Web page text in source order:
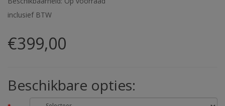
inclusief BTW
€399,00
Beschikbare opties: